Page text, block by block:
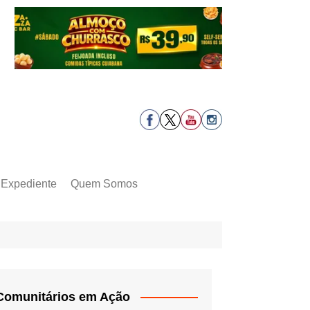
Expediente Quem Somos
em Ação